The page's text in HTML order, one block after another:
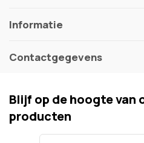
Informatie
Contactgegevens
Blijf op de hoogte van
producten